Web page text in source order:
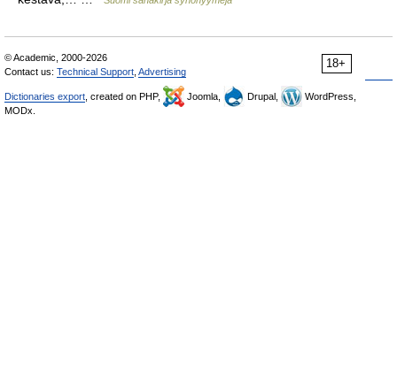
18+
© Academic, 2000-2026
Contact us: Technical Support Advertising
Dictionaries export , created on PHP, Joomla, Drupal,
WordPress,
MODx.